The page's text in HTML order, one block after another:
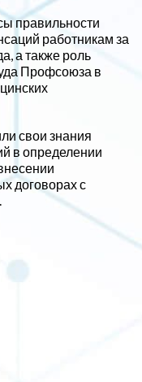
правильности
работникам за
а также роль
Профсоюза в
свои знания
в определении
договорах с